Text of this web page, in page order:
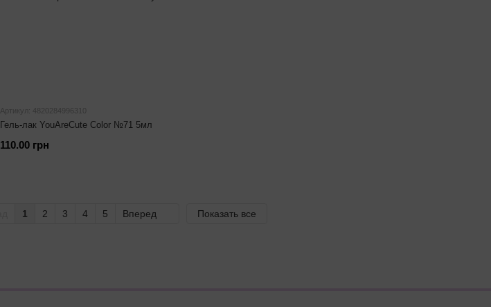
Артикул: 4820284996310
Гель-лак YouAreCute Color №71 5мл
110.00 грн
1 2 3 4 5 Вперед Показать все